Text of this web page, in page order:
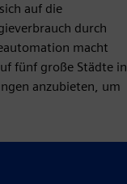
auf die
durch
macht
fünf große Städte in
anzubieten, um